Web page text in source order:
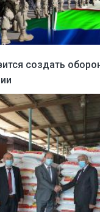
создать